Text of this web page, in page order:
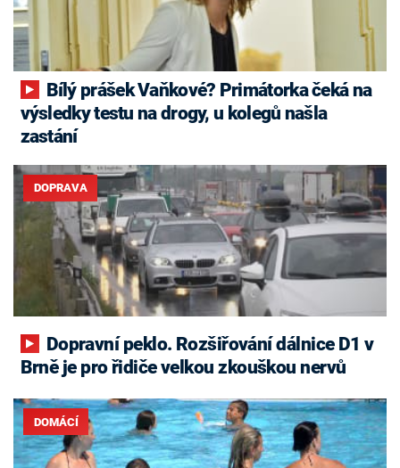
Bílý prášek Vaňkové? Primátorka čeká na
výsledky testu na drogy, u kolegů našla
zastání
DOPRAVA
Brně je pro řidiče velkou zkouškou nervů
DOMÁCÍ